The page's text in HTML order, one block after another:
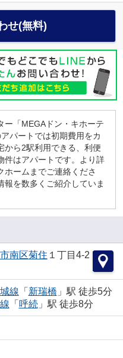
せ(無料)
ー「MEGAドン・キホーテ
パートでは初期費用をカ
から2駅利用できる、利便
件はアパートです。より詳
ホームまでご連絡くださ
報を数多くご紹介していま
南区菊住 １丁目4-2
線 「 新瑞橋 」駅 徒歩5分
「 呼続」駅 徒歩8分